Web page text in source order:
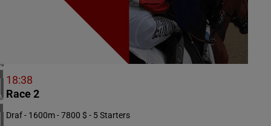
ZUID-AFRIKA
1 meeting(s)
VERENIGD KONINKRIJK
5 meeting(s)
18:38
Race 2
Draf - 1600m - 7800 $ - 5 Starters